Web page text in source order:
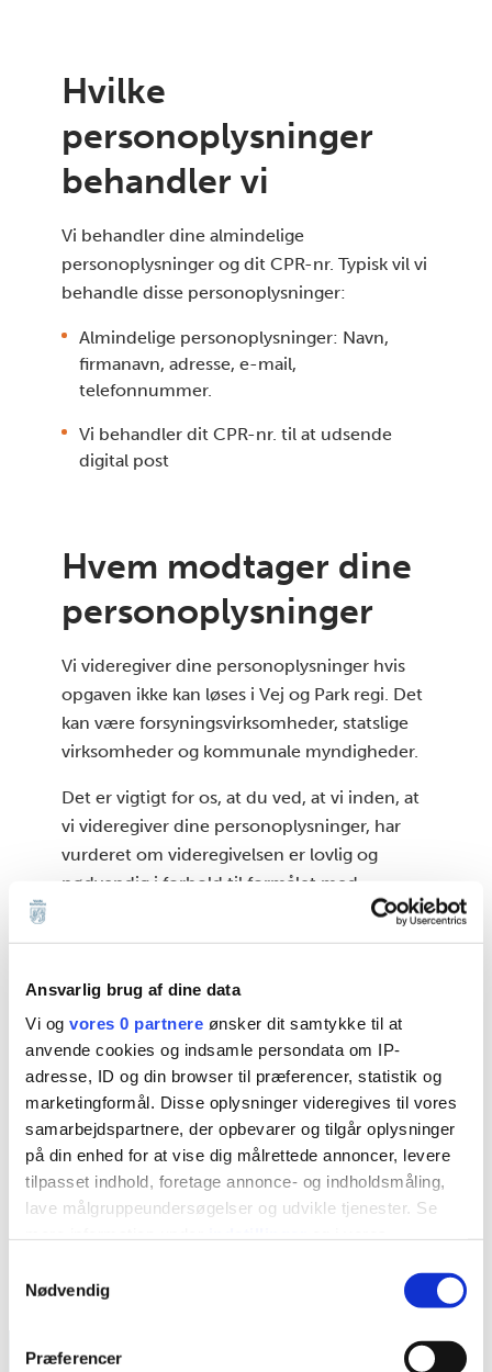
Ansvarlig brug af dine data
Vi og vores 0 partnere ønsker dit samtykke til at
anvende cookies og indsamle persondata om IP-
adresse, ID og din browser til præferencer, statistik og
marketingformål. Disse oplysninger videregives til vores
samarbejdspartnere, der opbevarer og tilgår oplysninger
på din enhed for at vise dig målrettede annoncer, levere
tilpasset indhold, foretage annonce- og indholdsmåling,
lave målgruppeundersøgelser og udvikle tjenester. Se
tilbage eller ændre indstillinger fra vores
"Cookiedeklaration", eller ved at trykke på "Privacy
Nødvendig
Præferencer
Hvilke
personoplysninger
behandler vi
Vi behandler dine almindelige
personoplysninger og dit CPR-nr. Typisk vil vi
behandle disse personoplysninger:
Almindelige personoplysninger: Navn,
firmanavn, adresse, e-mail,
telefonnummer.
Vi behandler dit CPR-nr. til at udsende
digital post
Hvem modtager dine
personoplysninger
Vi videregiver dine personoplysninger hvis
opgaven ikke kan løses i Vej og Park regi. Det
kan være forsyningsvirksomheder, statslige
virksomheder og kommunale myndigheder.
Det er vigtigt for os, at du ved, at vi inden, at
vi videregiver dine personoplysninger, har
vurderet om videregivelsen er lovlig og
nødvendig i forhold til formålet med
behandlingen af dine personoplysninger.
Overførelse af dine
personoplysninger til
tredjelande
Vi overfører ikke dine personoplysninger til
modtagere i lande uden for EU/EØS
(tredjeland).